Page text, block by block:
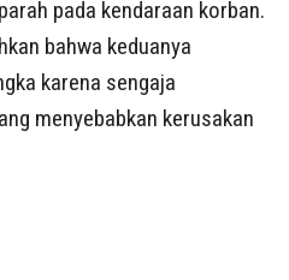
pada kendaraan korban.
bahwa keduanya
karena sengaja
menyebabkan kerusakan